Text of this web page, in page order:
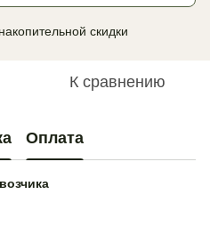
скидки
К сравнению
Оплата